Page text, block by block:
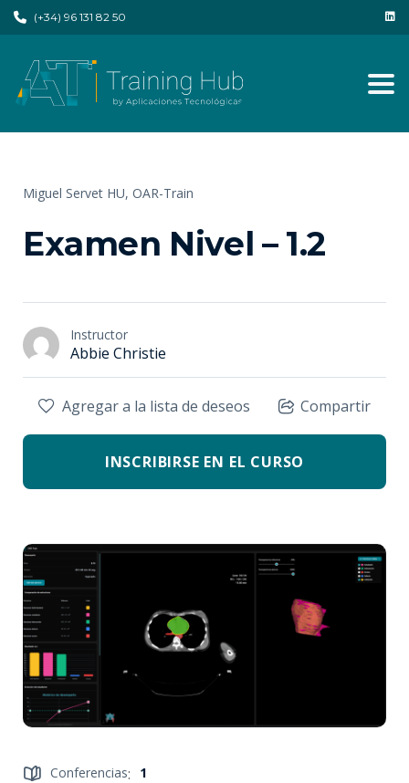
(+34) 96 131 82 50
Miguel Servet HU, OAR-Train
Examen Nivel – 1.2
Instructor
Abbie Christie
Agregar a la lista de deseos Compartir
INSCRIBIRSE EN EL CURSO
Conferencias: 1